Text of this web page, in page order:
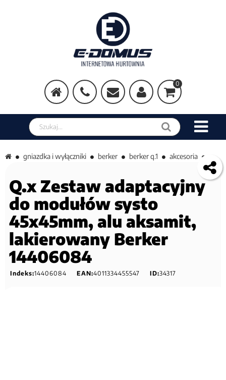
0
Szukaj w sklepie
gniazdka i wyłączniki berker berker q.1 akcesoria
Q.x Zestaw adaptacyjny
do modułów systo
45x45mm, alu aksamit,
lakierowany Berker
14406084
Indeks:14406084 EAN:4011334455547 ID:34317